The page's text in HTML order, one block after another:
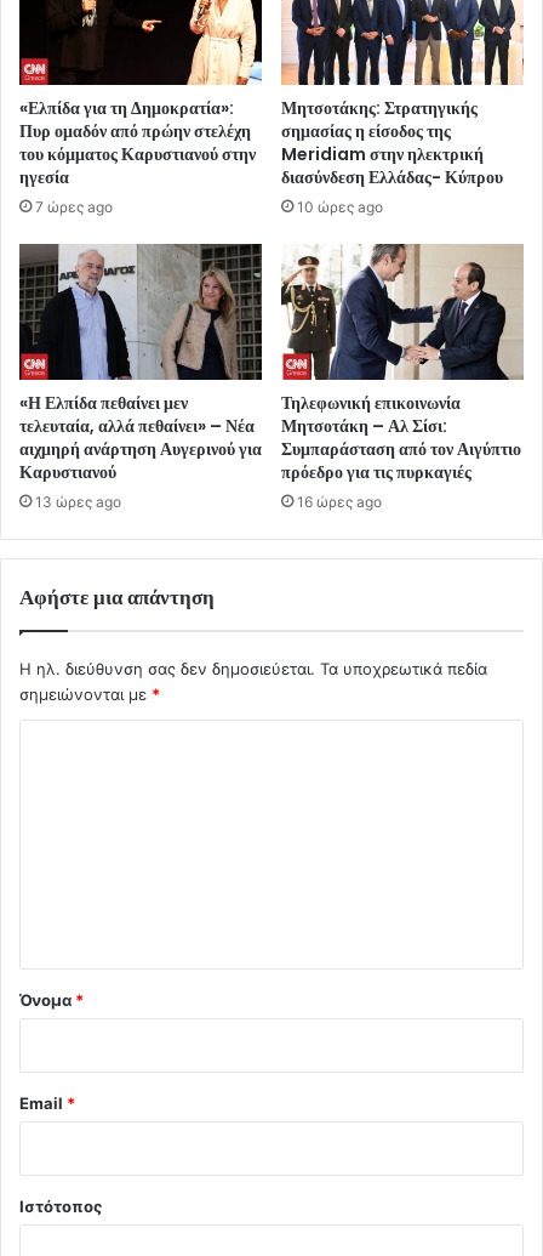
«Ελπίδα για τη Δημοκρατία»:
Πυρ ομαδόν από πρώην στελέχη
του κόμματος Καρυστιανού στην
ηγεσία
7 ώρες ago
Μητσοτάκης: Στρατηγικής
σημασίας η είσοδος της
Meridiam στην ηλεκτρική
διασύνδεση Ελλάδας- Κύπρου
10 ώρες ago
«Η Ελπίδα πεθαίνει μεν
τελευταία, αλλά πεθαίνει» – Νέα
αιχμηρή ανάρτηση Αυγερινού για
Καρυστιανού
13 ώρες ago
Τηλεφωνική επικοινωνία
Μητσοτάκη – Αλ Σίσι:
Συμπαράσταση από τον Αιγύπτιο
πρόεδρο για τις πυρκαγιές
16 ώρες ago
Αφήστε μια απάντηση
Η ηλ. διεύθυνση σας δεν δημοσιεύεται. Τα υποχρεωτικά πεδία
σημειώνονται με *
Όνομα *
Email *
Ιστότοπος